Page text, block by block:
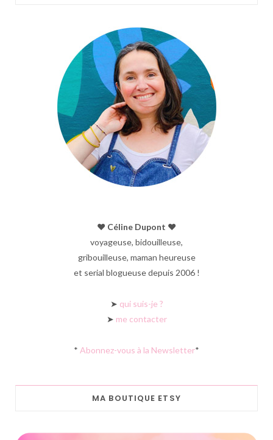
♥︎ Céline Dupont ♥︎
voyageuse, bidouilleuse,
gribouilleuse, maman heureuse
et serial blogueuse depuis 2006 !
➤ qui suis-je ?
➤ me contacter
* Abonnez-vous à la Newsletter*
MA BOUTIQUE ETSY